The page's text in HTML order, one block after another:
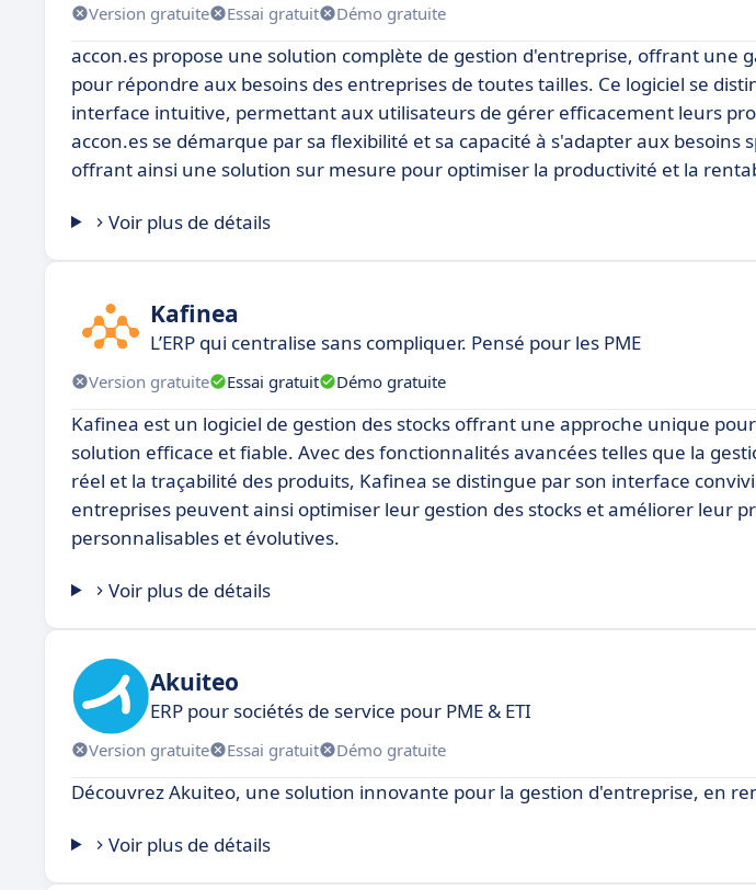
Version gratuite Essai gratuit Démo gratuite
accon.es propose une solution complète de gestion d'entreprise, offrant une
pour répondre aux besoins des entreprises de toutes tailles. Ce logiciel se
interface intuitive, permettant aux utilisateurs de gérer efficacement leurs
accon.es se démarque par sa flexibilité et sa capacité à s'adapter aux besoins
offrant ainsi une solution sur mesure pour optimiser la productivité et la
Voir plus de détails
Kafinea
L’ERP qui centralise sans compliquer. Pensé pour les PME
Version gratuite Essai gratuit Démo gratuite
Kafinea est un logiciel de gestion des stocks offrant une approche unique
solution efficace et fiable. Avec des fonctionnalités avancées telles que la
réel et la traçabilité des produits, Kafinea se distingue par son interface
entreprises peuvent ainsi optimiser leur gestion des stocks et améliorer leur
personnalisables et évolutives.
Voir plus de détails
Akuiteo
ERP pour sociétés de service pour PME & ETI
Version gratuite Essai gratuit Démo gratuite
Découvrez Akuiteo, une solution innovante pour la gestion d'entreprise, en
Voir plus de détails